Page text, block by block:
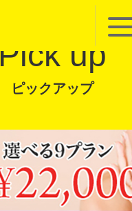
Pick up
ピックアップ